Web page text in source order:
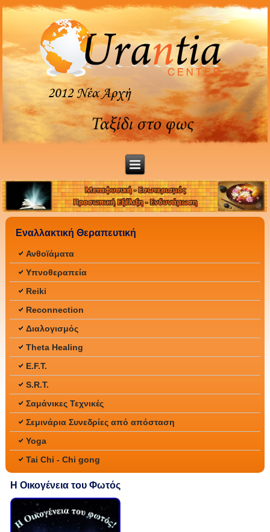
Εναλλακτική Θεραπευτική
Ανθοϊάματα
Υπνοθεραπεία
Reiki
Reconnection
Διαλογισμός
Theta Healing
E.F.T.
S.R.T.
Σαμάνικες Τεχνικές
Σεμινάρια Συνεδρίες από απόσταση
Yoga
Tai Chi - Chi gong
Η Οικογένεια του Φωτός